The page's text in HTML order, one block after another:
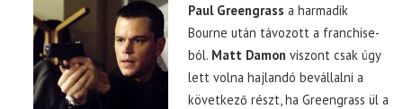
Paul Greengrass a harmadik
Bourne után távozott a franchise-
ból. Matt Damon viszont csak úgy
lett volna hajlandó bevállalni a
következő részt, ha Greengrass ül a